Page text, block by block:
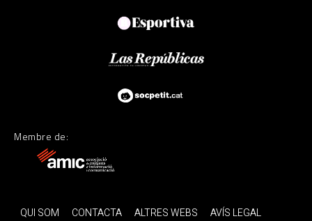
Membre de:
QUI SOM CONTACTA ALTRES WEBS AVÍS LEGAL